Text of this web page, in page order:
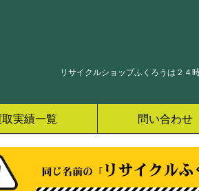
リサイクルショップふくろうは２４
実績一覧 問い合わせ